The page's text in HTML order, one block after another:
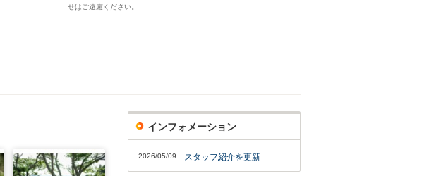
せはご遠慮ください。
インフォメーション
2026/05/09 スタッフ紹介を更新